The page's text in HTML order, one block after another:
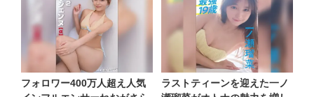
フォロワー400万人超え人気
ラストティーンを迎えた一ノ